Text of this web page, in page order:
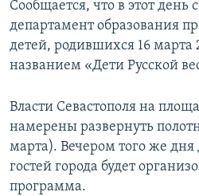
Сообщается, что в этот день
департамент образования
детей, родившихся 16 марта
названием «Дети Русской
Власти Севастополя на
намерены развернуть
марта). Вечером того же дня
гостей города будет
программа.